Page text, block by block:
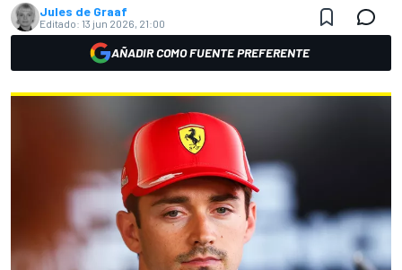
Jules de Graaf
Editado: 13 jun 2026, 21:00
AÑADIR COMO FUENTE PREFERENTE